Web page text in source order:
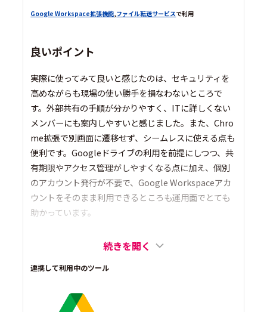
Google Workspace拡張機能,ファイル転送サービスで利用
良いポイント
実際に使ってみて良いと感じたのは、セキュリティを
高めながらも現場の使い勝手を損なわないところで
す。外部共有の手順が分かりやすく、ITに詳しくない
メンバーにも案内しやすいと感じました。また、Chro
me拡張で別画面に遷移せず、シームレスに使える点も
便利です。Googleドライブの利用を前提にしつつ、共
有期限やアクセス管理がしやすくなる点に加え、個別
のアカウント発行が不要で、Google Workspaceアカ
ウントをそのまま利用できるところも運用面でとても
助かっています。
続きを開く
連携して利用中のツール